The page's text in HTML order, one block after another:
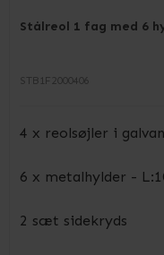
Stålreol 1 fag med 6
STB1F2000406
4 x reolsøjler i
6 x metalhylder -
2 sæt sidekryds